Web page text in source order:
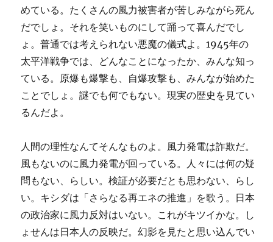
めている。たくさんの風力被害者が苦しみながら死ん
だでしょ。それを笑いものにして踊って喜んだでし
ょ。普通では考えられない悪魔の儀式よ。1945年の
太平洋戦争では、どんなことになったか、みんな知っ
ている。原爆も爆撃も、自爆攻撃も、みんなが始めた
ことでしょ。謎でも何でもない。現実の歴史を見てい
るんだよ。
人間の理性なんてそんなものよ。風力発電は詐欺だ。
風もないのに風力発電が回っている。人々には何の疑
問もない、らしい。検証が必要だとも思わない、らし
い。キシダは「さらなる再エネの推進」を歌う。日本
の政治家に風力反対はいない。これがキツイかな。し
ょせんは日本人の反映だ。幻影を見たと思い込んでい